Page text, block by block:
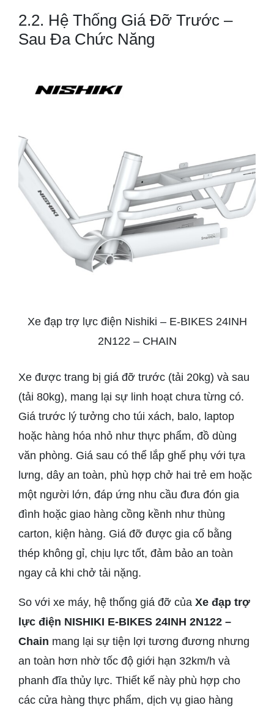
2.2. Hệ Thống Giá Đỡ Trước –
Sau Đa Chức Năng
Xe đạp trợ lực điện Nishiki – E-BIKES 24INH
2N122 – CHAIN
Xe được trang bị giá đỡ trước (tải 20kg) và sau
(tải 80kg), mang lại sự linh hoạt chưa từng có.
Giá trước lý tưởng cho túi xách, balo, laptop
hoặc hàng hóa nhỏ như thực phẩm, đồ dùng
văn phòng. Giá sau có thể lắp ghế phụ với tựa
lưng, dây an toàn, phù hợp chở hai trẻ em hoặc
một người lớn, đáp ứng nhu cầu đưa đón gia
đình hoặc giao hàng cồng kềnh như thùng
carton, kiện hàng. Giá đỡ được gia cố bằng
thép không gỉ, chịu lực tốt, đảm bảo an toàn
ngay cả khi chở tải nặng.
So với xe máy, hệ thống giá đỡ của Xe đạp trợ
lực điện NISHIKI E-BIKES 24INH 2N122 –
Chain mang lại sự tiện lợi tương đương nhưng
an toàn hơn nhờ tốc độ giới hạn 32km/h và
phanh đĩa thủy lực. Thiết kế này phù hợp cho
các cửa hàng thực phẩm, dịch vụ giao hàng